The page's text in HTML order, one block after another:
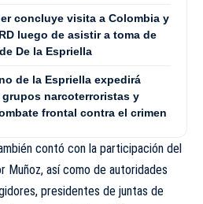
concluye visita a Colombia y
luego de asistir a toma de
De la Espriella
de la Espriella expedirá
narcoterroristas y
frontal contra el crimen
contó con la participación del
Muñoz, así como de autoridades
presidentes de juntas de